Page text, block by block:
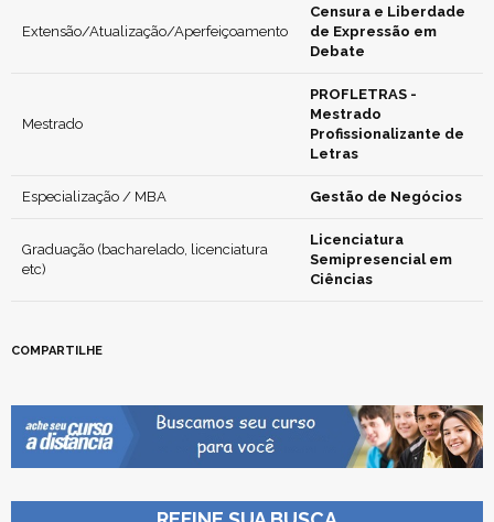
Extensão/Atualização/Aperfeiçoamento
Censura e Liberdade
de Expressão em
Debate
Mestrado
PROFLETRAS -
Mestrado
Profissionalizante de
Letras
Especialização / MBA Gestão de Negócios
Graduação (bacharelado, licenciatura
etc)
Licenciatura
Semipresencial em
Ciências
COMPARTILHE